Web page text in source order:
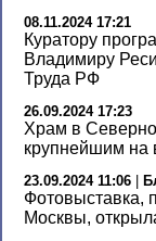
08.11.2024 17:21
Куратору
Владимиру
Труда РФ
26.09.2024 17:23
Храм в
крупнейшим на
23.09.2024 11:06
Фотовыставка,
Москвы,